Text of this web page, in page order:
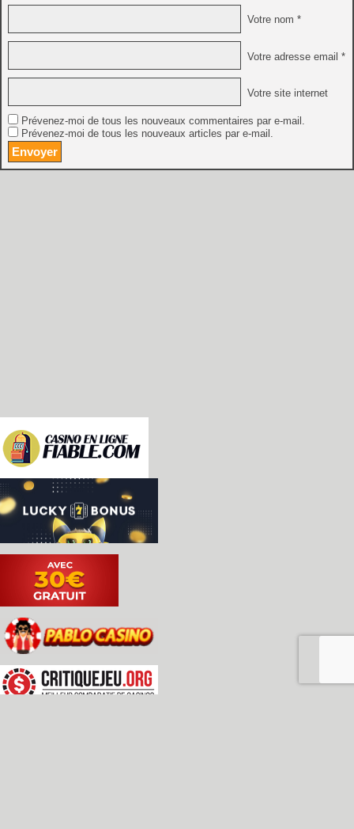
Votre nom *
Votre adresse email *
Votre site internet
Prévenez-moi de tous les nouveaux commentaires par e-mail.
Prévenez-moi de tous les nouveaux articles par e-mail.